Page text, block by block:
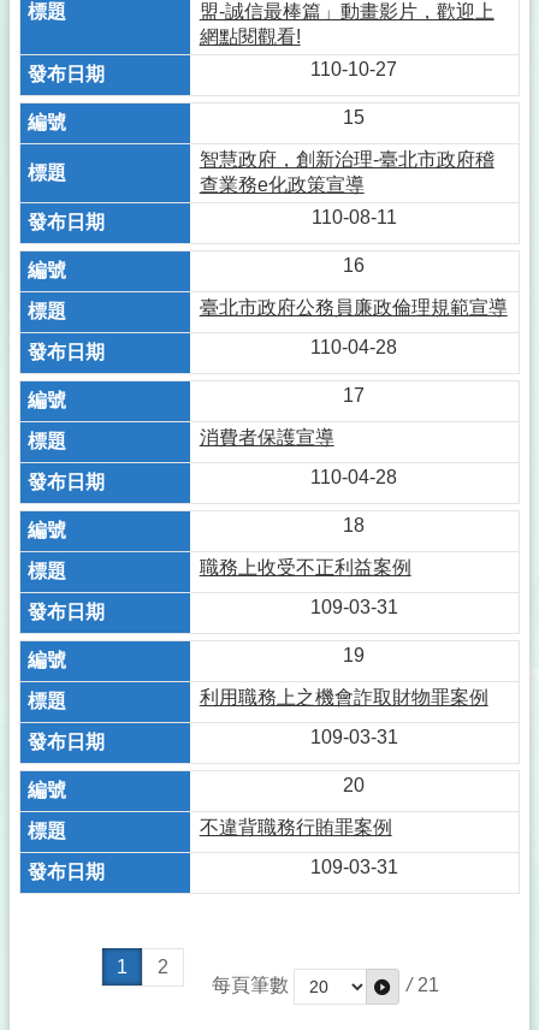
盟-誠信最棒篇」動畫影片，歡迎上
網點閱觀看!
110-10-27
15
智慧政府，創新治理-臺北市政府稽
查業務e化政策宣導
110-08-11
16
臺北市政府公務員廉政倫理規範宣導
110-04-28
17
消費者保護宣導
110-04-28
18
職務上收受不正利益案例
109-03-31
19
利用職務上之機會詐取財物罪案例
109-03-31
20
不違背職務行賄罪案例
109-03-31
1
2
每頁筆數
/ 21